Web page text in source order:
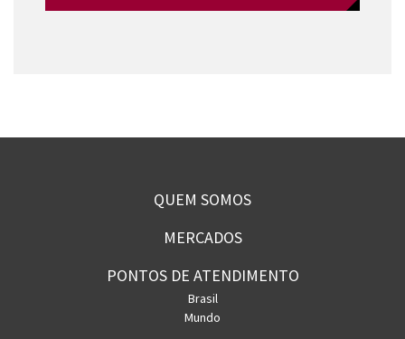
QUEM SOMOS
MERCADOS
PONTOS DE ATENDIMENTO
Brasil
Mundo